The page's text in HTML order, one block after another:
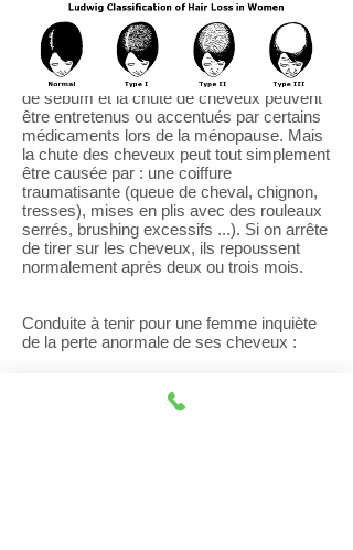
Chez les femmes prédisposées, l'excès
de sébum et la chute de cheveux peuvent
être entretenus ou accentués par certains
médicaments lors de la ménopause. Mais
la chute des cheveux peut tout simplement
être causée par : une coiffure
traumatisante (queue de cheval, chignon,
tresses), mises en plis avec des rouleaux
serrés, brushing excessifs ...). Si on arrête
de tirer sur les cheveux, ils repoussent
normalement après deux ou trois mois.
Conduite à tenir pour une femme inquiète
de la perte anormale de ses cheveux :
ménopause pour en modifier les
constitutifs si nécessaire.